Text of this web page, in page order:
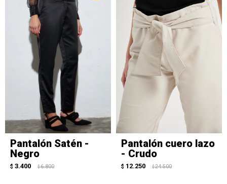
Pantalón Satén -
Negro
$ 3.400 $ 6.800
Pantalón cuero lazo
- Crudo
$ 12.250 $ 24.500